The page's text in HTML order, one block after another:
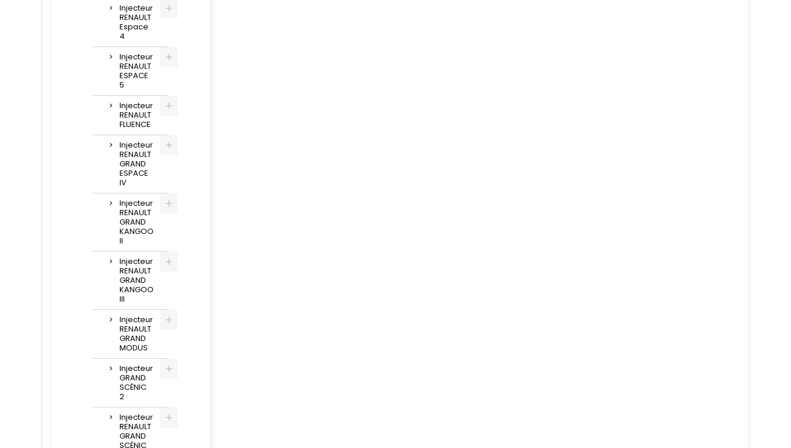
Injecteur
RENAULT
Espace
4
Injecteur
RENAULT
ESPACE
5
Injecteur
RENAULT
FLUENCE
Injecteur
RENAULT
GRAND
ESPACE
IV
Injecteur
RENAULT
GRAND
KANGOO
II
Injecteur
RENAULT
GRAND
KANGOO
III
Injecteur
RENAULT
GRAND
MODUS
Injecteur
GRAND
SCÉNIC
2
Injecteur
RENAULT
GRAND
SCÉNIC